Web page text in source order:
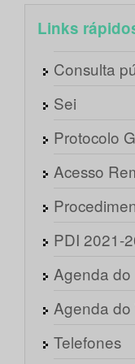
Links
Consulta
Sei
Protocolo
Acesso
PDI 2021-
Agenda
Agenda
Telefones